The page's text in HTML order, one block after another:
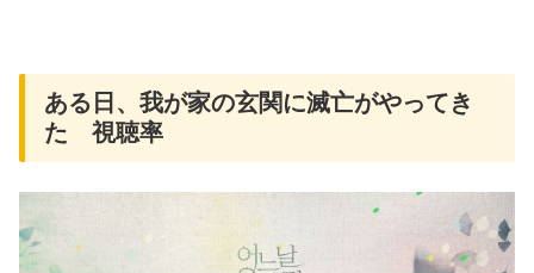
ある日、我が家の玄関に滅亡がやってき
た 視聴率